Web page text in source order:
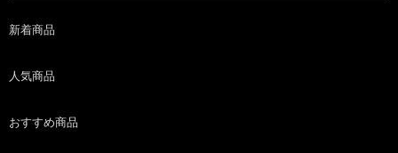
新着商品
人気商品
おすすめ商品